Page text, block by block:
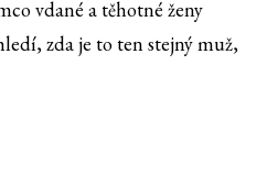
vdané a těhotné ženy
zda je to ten stejný muž,